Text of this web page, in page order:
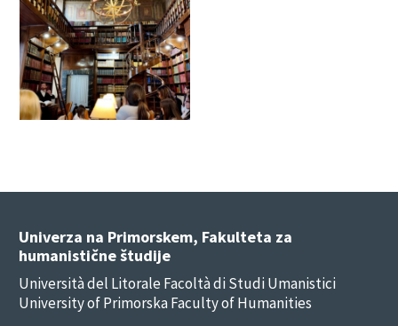
Univerza na Primorskem, Fakulteta za
humanistične študije
Università del Litorale Facoltà di Studi Umanistici
University of Primorska Faculty of Humanities